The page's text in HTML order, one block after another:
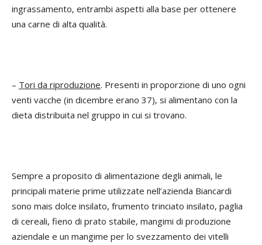
ingrassamento, entrambi aspetti alla base per ottenere
una carne di alta qualità.
– Tori da riproduzione. Presenti in proporzione di uno ogni
venti vacche (in dicembre erano 37), si alimentano con la
dieta distribuita nel gruppo in cui si trovano.
Sempre a proposito di alimentazione degli animali, le
principali materie prime utilizzate nell’azienda Biancardi
sono mais dolce insilato, frumento trinciato insilato, paglia
di cereali, fieno di prato stabile, mangimi di produzione
aziendale e un mangime per lo svezzamento dei vitelli